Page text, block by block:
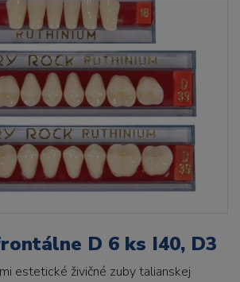
D 6 ks I40, D3
estetické živičné zuby talianskej